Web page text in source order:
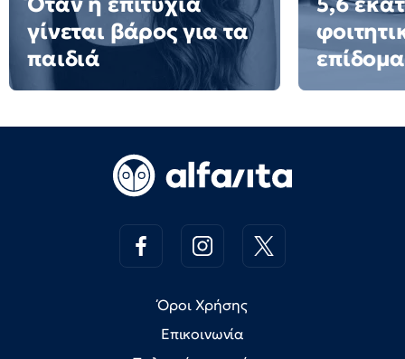
γίνεται βάρος για τα
παιδιά
Όροι Χρήσης
Επικοινωνία